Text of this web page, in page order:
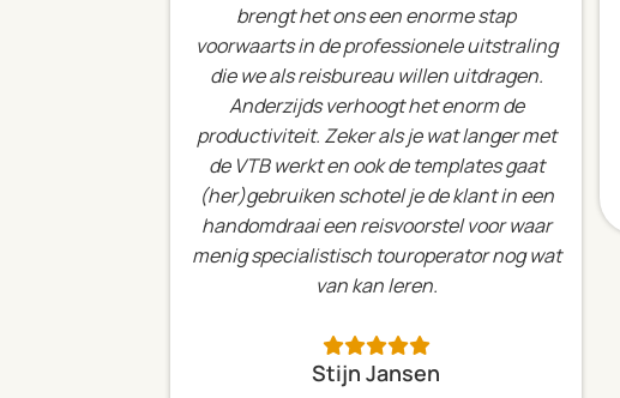
brengt het ons een enorme stap
voorwaarts in de professionele uitstraling
die we als reisbureau willen uitdragen.
Anderzijds verhoogt het enorm de
productiviteit. Zeker als je wat langer met
de VTB werkt en ook de templates gaat
(her)gebruiken schotel je de klant in een
handomdraai een reisvoorstel voor waar
menig specialistisch touroperator nog wat
van kan leren.
Stijn Jansen